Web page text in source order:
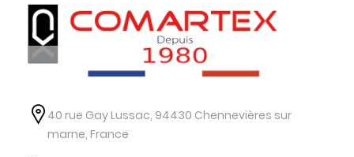
40 rue Gay Lussac, 94430 Chennevières sur
marne, France